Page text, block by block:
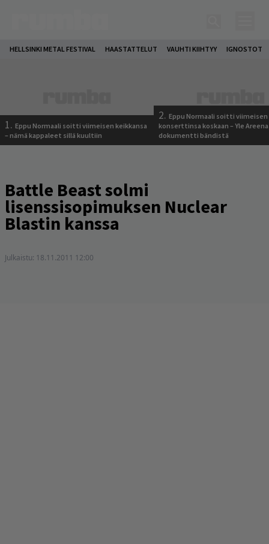
HELLSINKI METAL FESTIVAL HAASTATTELUT VAUHTI KIIHTYY IGNOSTOT
1. Eppu Normaali soitti viimeisen keikkansa
– nämä kappaleet sillä kuultiin
2. Eppu Normaali soitti viimeisen
konserttinsa koskaan – Yle
dokumentti bändistä
Battle Beast solmi
lisenssisopimuksen Nuclear
Blastin kanssa
Julkaistu: 18.11.2011 12:00